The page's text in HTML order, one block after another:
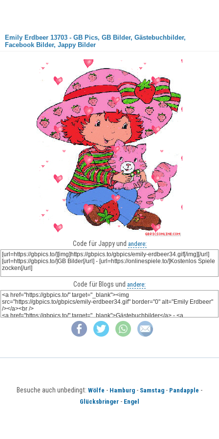
Emily Erdbeer 13703 - GB Pics, GB Bilder, Gästebuchbilder,
Facebook Bilder, Jappy Bilder
Code für Jappy und andere:
Code für Blogs und andere:
Besuche auch unbedingt: Wölfe - Hamburg - Samstag - Pandapple -
Glücksbringer - Engel